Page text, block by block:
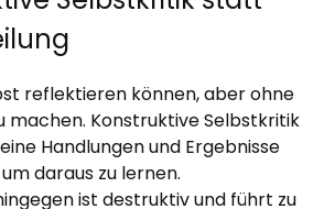
reflektieren können, aber ohne
machen. Konstruktive Selbstkritik
Handlungen und Ergebnisse
daraus zu lernen.
ist destruktiv und führt zu